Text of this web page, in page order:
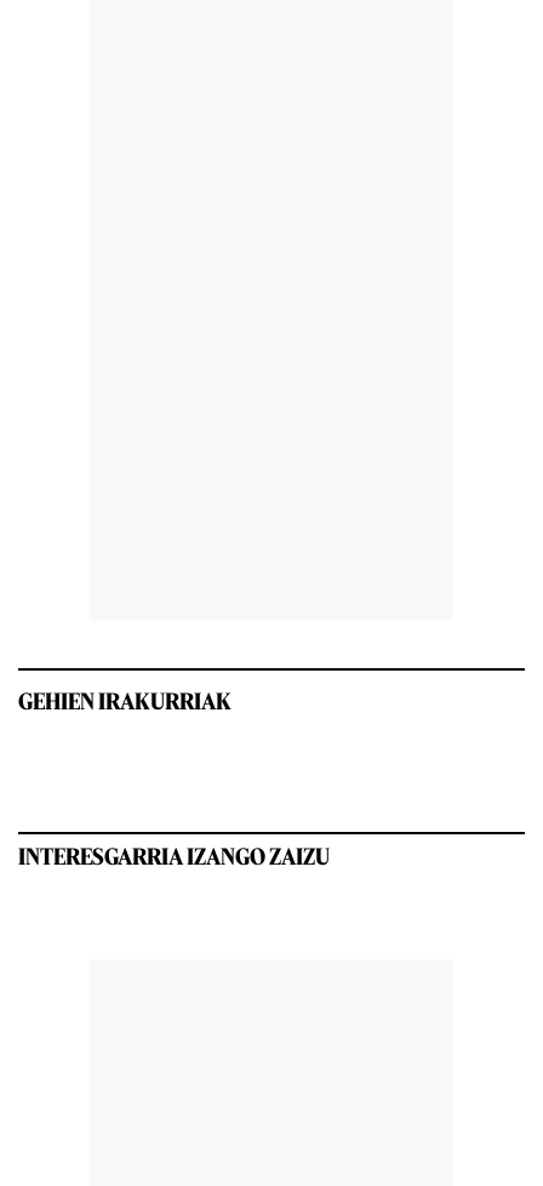
GEHIEN IRAKURRIAK
INTERESGARRIA IZANGO ZAIZU